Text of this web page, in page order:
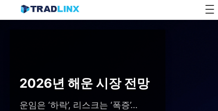
2026년 해운 시장 전망
운임은 ‘하락’, 리스크는 ‘폭증’…